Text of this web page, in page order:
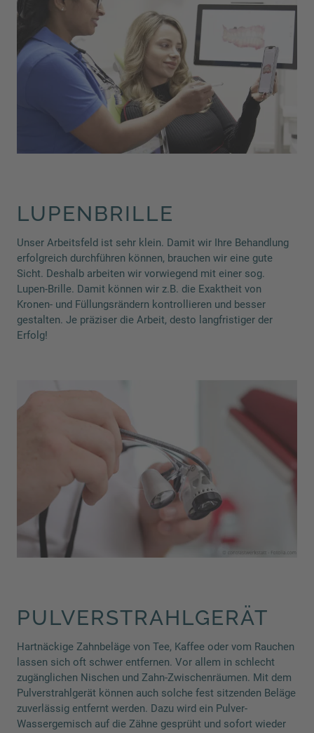
LUPENBRILLE
Unser Arbeitsfeld ist sehr klein. Damit wir Ihre Behandlung
erfolgreich durchführen können, brauchen wir eine gute
Sicht. Deshalb arbeiten wir vorwiegend mit einer sog.
Lupen-Brille. Damit können wir z.B. die Exaktheit von
Kronen- und Füllungsrändern kontrollieren und besser
gestalten. Je präziser die Arbeit, desto langfristiger der
Erfolg!
PULVERSTRAHLGERÄT
Hartnäckige Zahnbeläge von Tee, Kaffee oder vom Rauchen
lassen sich oft schwer entfernen. Vor allem in schlecht
zugänglichen Nischen und Zahn-Zwischenräumen. Mit dem
Pulverstrahlgerät können auch solche fest sitzenden Beläge
zuverlässig entfernt werden. Dazu wird ein Pulver-
Wassergemisch auf die Zähne gesprüht und sofort wieder